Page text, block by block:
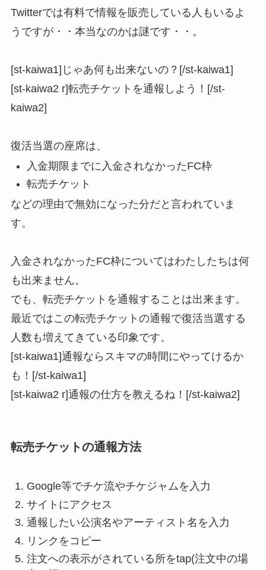
Twitterでは有料で情報を販売している人もいるよ
うですが・・本当なのかは謎です・・。
[st-kaiwa1]じゃあ何も出来ないの？[/st-kaiwa1]
[st-kaiwa2 r]転売チケットを通報しよう！[/st-
kaiwa2]
復活当選の座席は、
入金期限までに入金されなかったFC枠
転売チケット
などの理由で無効になった分だと言われていま
す。
入金されなかったFC枠についてはわたしたちは何
も出来ません。
でも、転売チケットを通報することは出来ます。
最近ではこの転売チケットの通報で復活当選する
人数も増えてきている印象です。
[st-kaiwa1]通報ならスキマの時間にやってけるか
も！[/st-kaiwa1]
[st-kaiwa2 r]通報の仕方を教えるね！[/st-kaiwa2]
転売チケットの通報方法
Google等でチケ流やチケジャムを入力
サイトにアクセス
通報したい公演名やアーティスト名を入力
リンクをコピー
注文への表示がされている所をtap(注文中の場